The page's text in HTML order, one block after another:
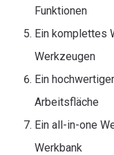
Funktionen
Ein komplettes
Werkzeugen
Ein
Arbeitsfläche
Ein all-in-one
Werkbank